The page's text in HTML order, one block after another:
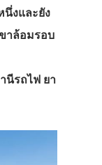
งและยัง
าล้อมรอบ
นีรถไฟ ยา